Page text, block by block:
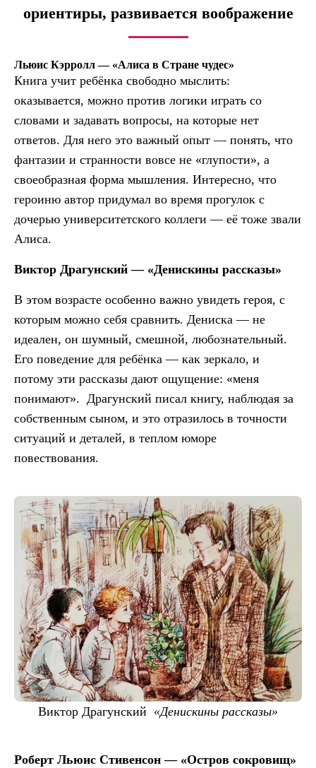
ориентиры, развивается воображение
Льюис Кэрролл — «Алиса в Стране чудес»
Книга учит ребёнка свободно мыслить:
оказывается, можно против логики играть со
словами и задавать вопросы, на которые нет
ответов. Для него это важный опыт — понять, что
фантазии и странности вовсе не «глупости», а
своеобразная форма мышления. Интересно, что
героиню автор придумал во время прогулок с
дочерью университетского коллеги — её тоже звали
Алиса.
Виктор Драгунский — «Денискины рассказы»
В этом возрасте особенно важно увидеть героя, с
которым можно себя сравнить. Дениска — не
идеален, он шумный, смешной, любознательный.
Его поведение для ребёнка — как зеркало, и
потому эти рассказы дают ощущение: «меня
понимают». Драгунский писал книгу, наблюдая за
собственным сыном, и это отразилось в точности
ситуаций и деталей, в теплом юморе
повествования.
Виктор Драгунский «Денискины рассказы»
Роберт Льюис Стивенсон — «Остров сокровищ»